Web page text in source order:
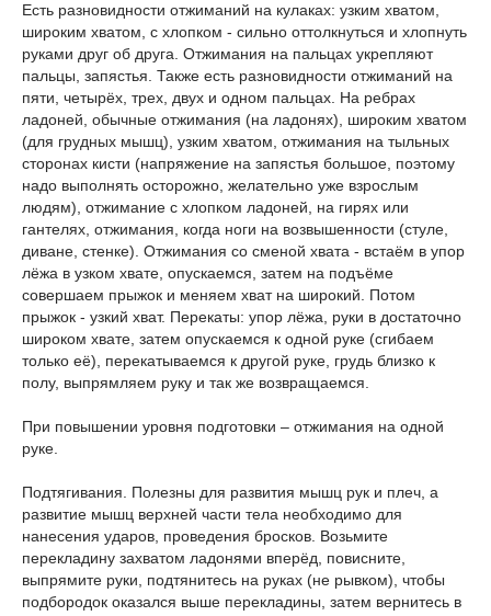
Есть разновидности отжиманий на кулаках: узким хватом,
широким хватом, с хлопком - сильно оттолкнуться и хлопнуть
руками друг об друга. Отжимания на пальцах укрепляют
пальцы, запястья. Также есть разновидности отжиманий на
пяти, четырёх, трех, двух и одном пальцах. На ребрах
ладоней, обычные отжимания (на ладонях), широким хватом
(для грудных мышц), узким хватом, отжимания на тыльных
сторонах кисти (напряжение на запястья большое, поэтому
надо выполнять осторожно, желательно уже взрослым
людям), отжимание с хлопком ладоней, на гирях или
гантелях, отжимания, когда ноги на возвышенности (стуле,
диване, стенке). Отжимания со сменой хвата - встаём в упор
лёжа в узком хвате, опускаемся, затем на подъёме
совершаем прыжок и меняем хват на широкий. Потом
прыжок - узкий хват. Перекаты: упор лёжа, руки в достаточно
широком хвате, затем опускаемся к одной руке (сгибаем
только её), перекатываемся к другой руке, грудь близко к
полу, выпрямляем руку и так же возвращаемся.
При повышении уровня подготовки – отжимания на одной
руке.
Подтягивания. Полезны для развития мышц рук и плеч, а
развитие мышц верхней части тела необходимо для
нанесения ударов, проведения бросков. Возьмите
перекладину захватом ладонями вперёд, повисните,
выпрямите руки, подтянитесь на руках (не рывком), чтобы
подбородок оказался выше перекладины, затем вернитесь в